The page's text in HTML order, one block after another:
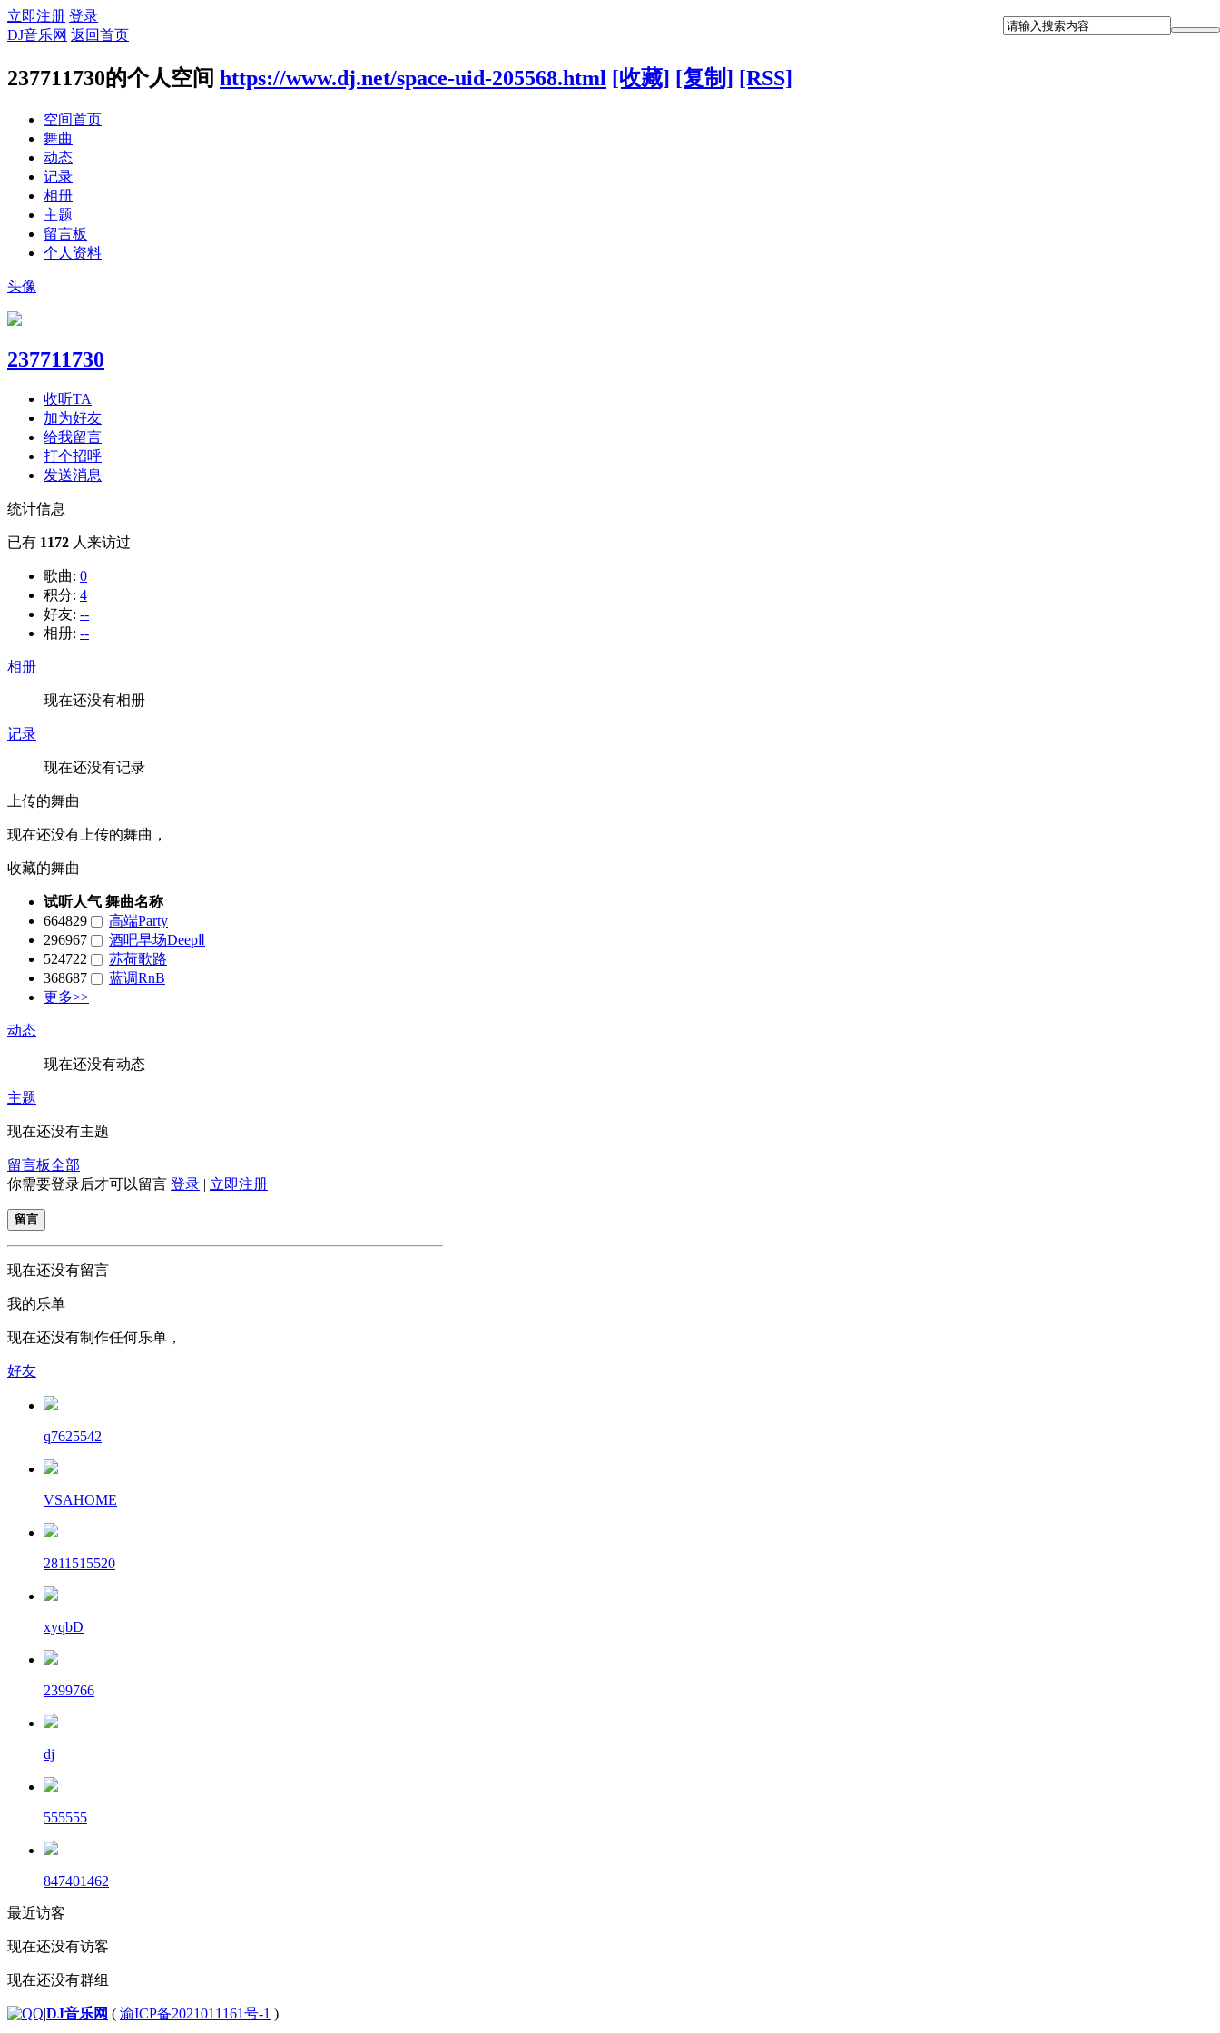
立即注册 登录
DJ音乐网 返回首页
237711730的个人空间 https://www.dj.net/space-uid-205568.html [收藏] [复制] [RSS]
空间首页
舞曲
动态
记录
相册
主题
留言板
个人资料
头像
237711730
收听TA
加为好友
给我留言
打个招呼
发送消息
统计信息
已有 1172 人来访过
歌曲: 0
积分: 4
好友: --
相册: --
相册
现在还没有相册
记录
现在还没有记录
上传的舞曲
现在还没有上传的舞曲，
收藏的舞曲
试听人气 舞曲名称
664829
高端Party
296967
酒吧早场DeepⅡ
524722
苏荷歌路
368687
蓝调RnB
更多>>
动态
现在还没有动态
主题
现在还没有主题
留言板全部
你需要登录后才可以留言 登录 | 立即注册
留言
现在还没有留言
我的乐单
现在还没有制作任何乐单，
好友
q7625542
VSAHOME
2811515520
xyqbD
2399766
dj
555555
847401462
最近访客
现在还没有访客
现在还没有群组
|DJ音乐网 ( 渝ICP备2021011161号-1 )